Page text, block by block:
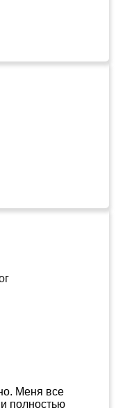
Меня все
полностью